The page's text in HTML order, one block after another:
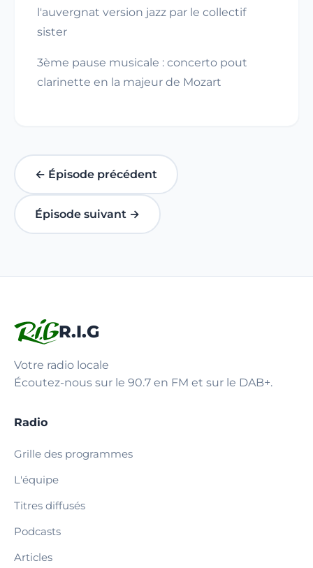
l'auvergnat version jazz par le collectif
sister
3ème pause musicale : concerto pout
clarinette en la majeur de Mozart
← Épisode précédent
Épisode suivant →
R.I.G
Votre radio locale
Écoutez-nous sur le 90.7 en FM et sur le DAB+.
Radio
Grille des programmes
L'équipe
Titres diffusés
Podcasts
Articles